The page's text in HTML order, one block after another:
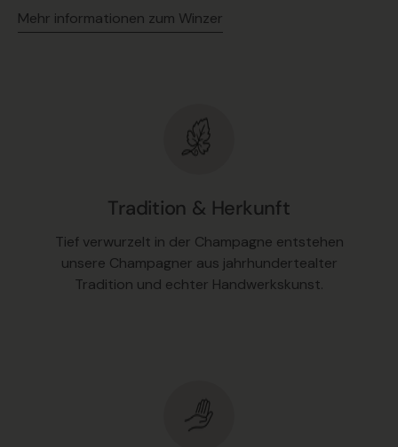
Mehr informationen zum Winzer
Tradition & Herkunft
Tief verwurzelt in der Champagne entstehen
unsere Champagner aus jahrhundertealter
Tradition und echter Handwerkskunst.